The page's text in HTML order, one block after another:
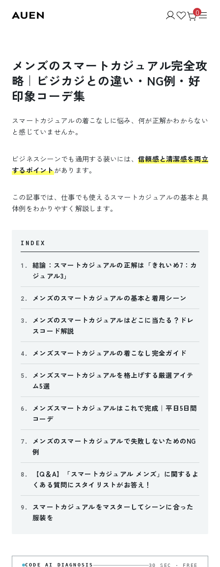
0
メンズのスマートカジュアル完全攻
略｜ビジカジとの違い・NG例・好
印象コーデ集
スマートカジュアルの着こなしに悩み、何が正解かわからない
と感じていませんか。
ビジネスシーンでも通用する装いには、信頼感と清潔感を両立
するポイントがあります。
この記事では、仕事でも使えるスマートカジュアルの基本と具
体例をわかりやすく解説します。
INDEX
1.
結論：スマートカジュアルの正解は「きれいめ7：カ
ジュアル3」
2. メンズのスマートカジュアルの基本と着用シーン
3.
メンズのスマートカジュアルはどこに当たる？ドレ
スコード解説
4. メンズスマートカジュアルの着こなし完全ガイド
5.
メンズスマートカジュアルを格上げする厳選アイテ
ム5選
6.
メンズスマートカジュアルはこれで完成｜平日5日間
コーデ
7.
メンズのスマートカジュアルで失敗しないためのNG
例
8.
【Q＆A】「スマートカジュアル メンズ」に関するよ
くある質問にスタイリストがお答え！
9.
スマートカジュアルをマスターしてシーンに合った
服装を
CODE AI DIAGNOSIS 30 SEC · FREE